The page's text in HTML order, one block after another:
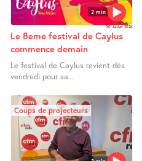
2 min
30 Juillet 2026
Le 8eme festival de Caylus
commence demain
Le festival de Caylus revient dès
vendredi pour sa...
Coups de projecteurs